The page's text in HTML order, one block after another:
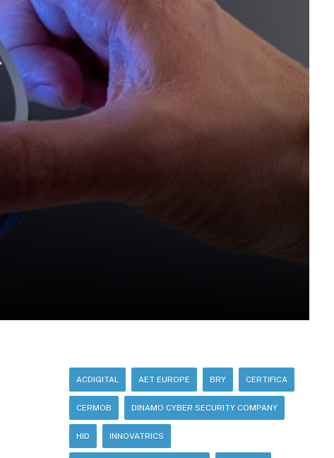
ACDIGITAL AET EUROPE BRY CERTIFICA
CERMOB DINAMO CYBER SECURITY COMPANY
HID INNOVATRICS